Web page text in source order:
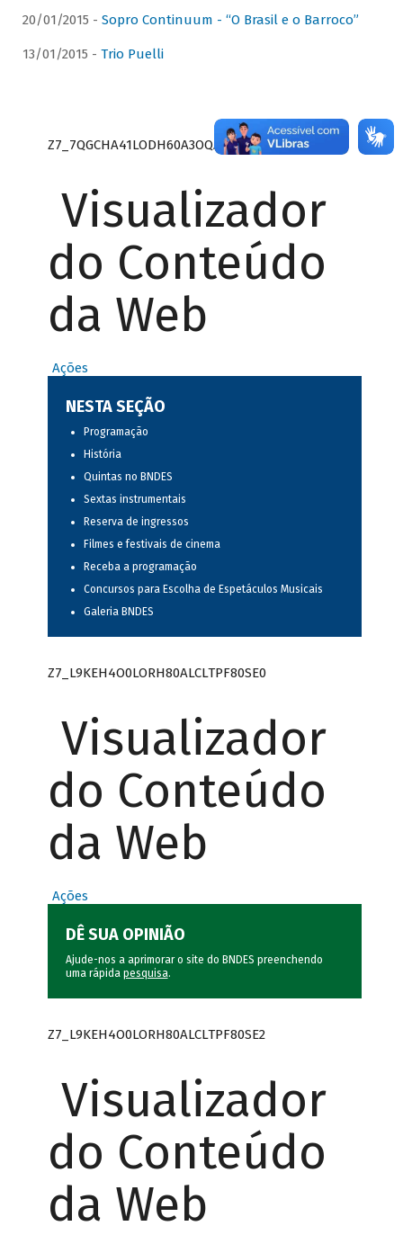
20/01/2015 - Sopro Continuum - “O Brasil e o Barroco”
13/01/2015 - Trio Puelli
Z7_7QGCHA41LODH60A3OQA8RN1415
Visualizador
do Conteúdo
da Web
Ações
NESTA SEÇÃO
Programação
História
Quintas no BNDES
Sextas instrumentais
Reserva de ingressos
Filmes e festivais de cinema
Receba a programação
Concursos para Escolha de Espetáculos Musicais
Galeria BNDES
Z7_L9KEH4O0LORH80ALCLTPF80SE0
Visualizador
do Conteúdo
da Web
Ações
DÊ SUA OPINIÃO
Ajude-nos a aprimorar o site do BNDES preenchendo
uma rápida pesquisa.
Z7_L9KEH4O0LORH80ALCLTPF80SE2
Visualizador
do Conteúdo
da Web